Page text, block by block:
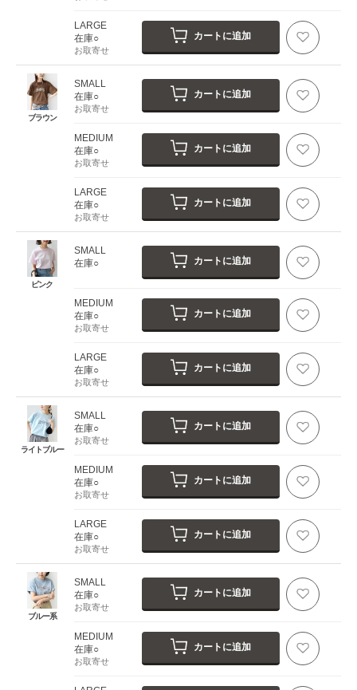
LARGE
在庫○
お取寄せ
カートに追加
ブラウン
SMALL
在庫○
お取寄せ
カートに追加
MEDIUM
在庫○
お取寄せ
カートに追加
LARGE
在庫○
お取寄せ
カートに追加
ピンク
SMALL
在庫○
カートに追加
MEDIUM
在庫○
お取寄せ
カートに追加
LARGE
在庫○
お取寄せ
カートに追加
ライトブルー
SMALL
在庫○
お取寄せ
カートに追加
MEDIUM
在庫○
お取寄せ
カートに追加
LARGE
在庫○
お取寄せ
カートに追加
ブルー系
SMALL
在庫○
お取寄せ
カートに追加
MEDIUM
在庫○
お取寄せ
カートに追加